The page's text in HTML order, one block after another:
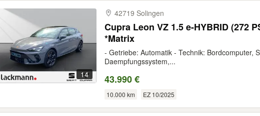
14
42719 Solingen
Cupra Leon VZ 1.5 e-HYBRID (272
*Matrix
- Getriebe: Automatik - Technik: Bordcomputer,
Daempfungssystem,...
43.990 €
10.000 km EZ 10/2025